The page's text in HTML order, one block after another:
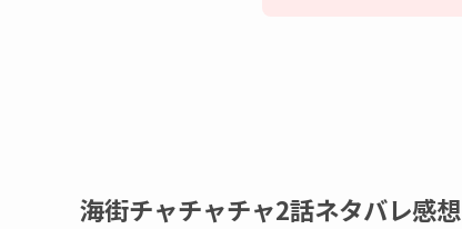
海街チャチャチャ2話ネタバレ感想